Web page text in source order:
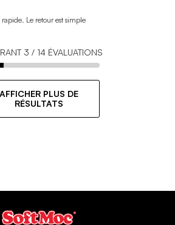
Le retour est simple
3 / 14ÉVALUATIONS
AFFICHER PLUS DE
RÉSULTATS